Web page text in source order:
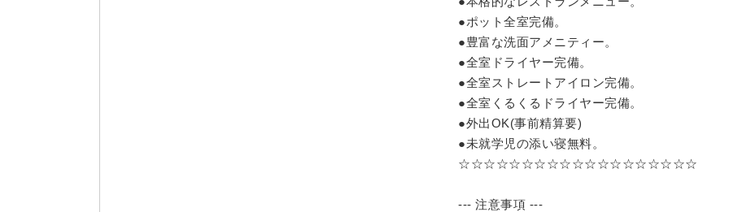
●ポット全室完備。
●豊富な洗面アメニティー。
●全室ドライヤー完備。
●全室ストレートアイロン完備。
●全室くるくるドライヤー完備。
●外出OK(事前精算要)
●未就学児の添い寝無料。
☆☆☆☆☆☆☆☆☆☆☆☆☆☆☆☆☆☆☆
--- 注意事項 ---